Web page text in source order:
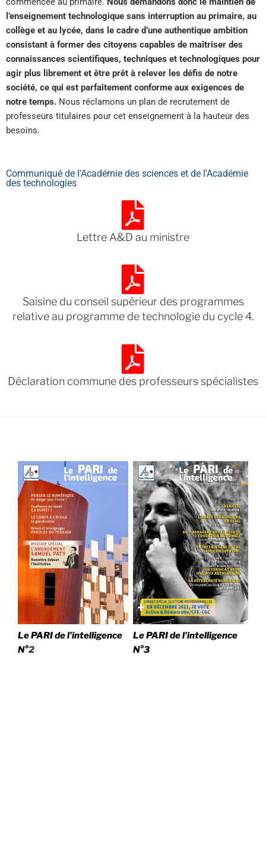
l’enseignement technologique sans interruption au primaire, au
collège et au lycée, dans le cadre d’une authentique ambition
consistant à former des citoyens capables de maîtriser des
connaissances scientifiques, techniques et technologiques pour
agir plus librement et être prêt à relever les défis de notre
société, ce qui est parfaitement conforme aux exigences de
notre temps. Nous réclamons un plan de recrutement de
professeurs titulaires pour cet enseignement à la hauteur des
besoins.
Communiqué de l'Académie des sciences et de l'Académie
des technologies
Lettre A&D au ministre
Saisine du conseil supérieur des programmes
relative au programme de technologie du cycle 4.
Déclaration commune des professeurs spécialistes
Le PARI de l'intelligence
N°2
Le PARI de l'intelligence
N°3